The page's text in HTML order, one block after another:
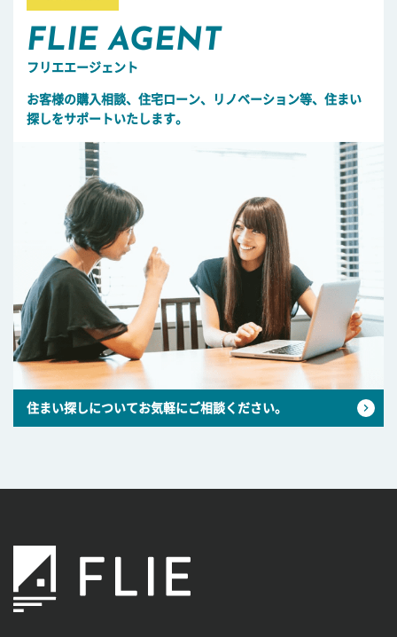
FLIE AGENT
フリエエージェント
お客様の購入相談、住宅ローン、リノベーション等、住まい
探しをサポートいたします。
住まい探しについてお気軽にご相談ください。